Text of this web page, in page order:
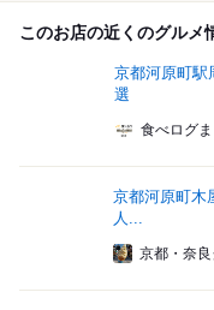
このお店の近くのグルメ
京都河原町駅
選
食べログ
京都河原町木
人...
京都・奈良